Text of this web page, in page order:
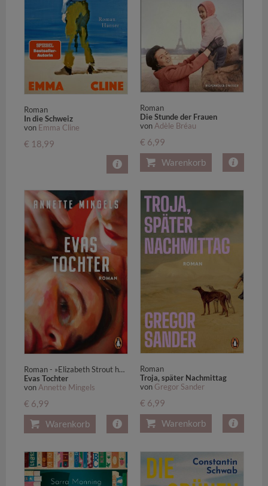
Roman
In die Schweiz
von Emma Cline
€ 18,99
Roman
Die Stunde der Frauen
von Adèle Bréau
€ 6,99
Warenkorb
Roman - »Elizabeth Strout hat eine deutschsprachige Schwester: Die heißt Annette Mingels ...« (Ursula März, DIE ZEIT)
Evas Tochter
vonAnnette Mingels
€ 6,99
Warenkorb
Roman
Troja, später Nachmittag
von Gregor Sander
€ 6,99
Warenkorb